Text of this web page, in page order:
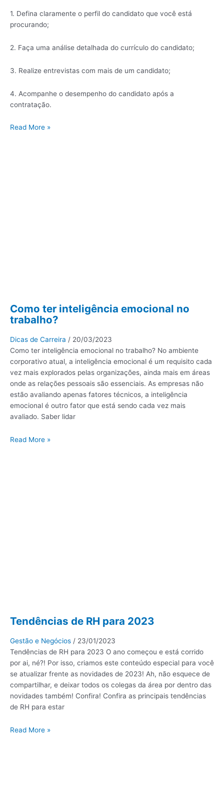
1. Defina claramente o perfil do candidato que você está
procurando;
2. Faça uma análise detalhada do currículo do candidato;
3. Realize entrevistas com mais de um candidato;
4. Acompanhe o desempenho do candidato após a
contratação.
Read More »
Como ter inteligência emocional no
trabalho?
Dicas de Carreira / 20/03/2023
Como ter inteligência emocional no trabalho? No ambiente
corporativo atual, a inteligência emocional é um requisito cada
vez mais explorados pelas organizações, ainda mais em áreas
onde as relações pessoais são essenciais. As empresas não
estão avaliando apenas fatores técnicos, a inteligência
emocional é outro fator que está sendo cada vez mais
avaliado. Saber lidar
Read More »
Tendências de RH para 2023
Gestão e Negócios / 23/01/2023
Tendências de RH para 2023 O ano começou e está corrido
por ai, né?! Por isso, criamos este conteúdo especial para você
se atualizar frente as novidades de 2023! Ah, não esquece de
compartilhar, e deixar todos os colegas da área por dentro das
novidades também! Confira! Confira as principais tendências
de RH para estar
Read More »